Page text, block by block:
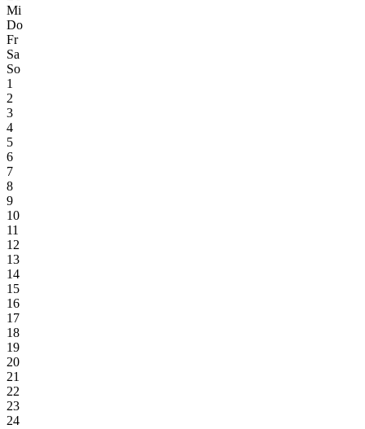
Mi
Do
Fr
Sa
So
1
2
3
4
5
6
7
8
9
10
11
12
13
14
15
16
17
18
19
20
21
22
23
24